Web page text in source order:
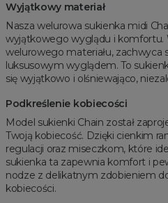
Wyjątkowy materiał
Nasza welurowa sukienka midi
wyjątkowego wyglądu i komfortu.
welurowego materiału,
luksusowym wyglądem. To
się wyjątkowo i olśniewająco,
Podkreślenie kobiecości
Model sukienki Chain został
Twoją kobiecość. Dzięki cienkim
regulacji oraz miseczkom, które
sukienka ta zapewnia komfort i
nodze z delikatnym zdobieniem
kobiecości.